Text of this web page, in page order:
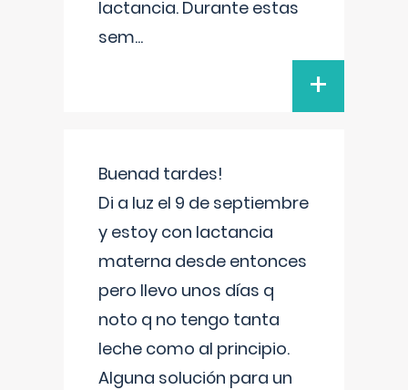
lactancia. Durante estas
sem...
+
Buenad tardes!
Di a luz el 9 de septiembre
y estoy con lactancia
materna desde entonces
pero llevo unos días q
noto q no tengo tanta
leche como al principio.
Alguna solución para un